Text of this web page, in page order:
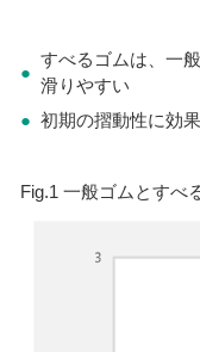
●
すべるゴムは、一
滑りやすい
● 初期の摺動性に効
Fig.1 一般ゴムとすべ